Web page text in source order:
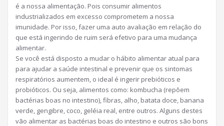
é a nossa alimentação. Pois consumir alimentos
industrializados em excesso comprometem a nossa
imunidade. Por isso, fazer uma auto avaliação em relação do
que está ingerindo de ruim será efetivo para uma mudança
alimentar.
Se você está disposto a mudar o hábito alimentar atual para
para ajudar a saúde intestinal e prevenir que os sintomas
respiratórios aumentem, o ideal é ingerir prebióticos e
probióticos. Ou seja, alimentos como: kombucha (repõem
bactérias boas no intestino), fibras, alho, batata doce, banana
verde, gengibre, coco, geléia real, entre outros. Alguns destes
vão alimentar as bactérias boas do intestino e outros são bons